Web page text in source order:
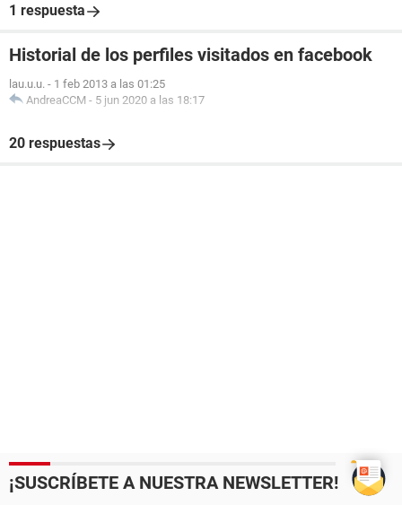
1 respuesta
Historial de los perfiles visitados en facebook
lau.u.u. - 1 feb 2013 a las 01:25
AndreaCCM - 5 jun 2020 a las 18:17
20 respuestas
¡SUSCRÍBETE A NUESTRA NEWSLETTER!